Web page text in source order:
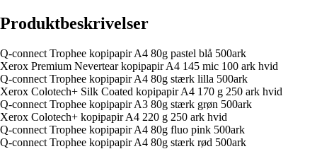
Produktbeskrivelser
Q-connect Trophee kopipapir A4 80g pastel blå 500ark
Xerox Premium Nevertear kopipapir A4 145 mic 100 ark hvid
Q-connect Trophee kopipapir A4 80g stærk lilla 500ark
Xerox Colotech+ Silk Coated kopipapir A4 170 g 250 ark hvid
Q-connect Trophee kopipapir A3 80g stærk grøn 500ark
Xerox Colotech+ kopipapir A4 220 g 250 ark hvid
Q-connect Trophee kopipapir A4 80g fluo pink 500ark
Q-connect Trophee kopipapir A4 80g stærk rød 500ark